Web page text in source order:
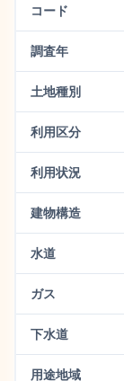
コード
調査年
土地種別
利用区分
利用状況
建物構造
水道
ガス
下水道
用途地域